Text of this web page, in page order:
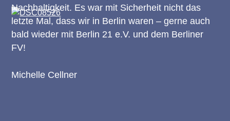
Nachhaltigkeit. Es war mit Sicherheit nicht das
letzte Mal, dass wir in Berlin waren – gerne auch
bald wieder mit Berlin 21 e.V. und dem Berliner
FV!
Michelle Cellner